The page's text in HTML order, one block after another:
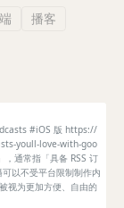
播客
#iOS 版 https://
youll-love-with-goo
通常指「具备 RSS 订
以不受平台限制制作内
视为更加方便、自由的